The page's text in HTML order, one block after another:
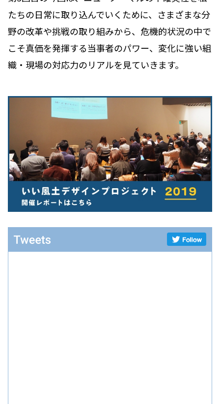
たちの日常に取り込んでいくために、さまざまな分
野の改革や挑戦の取り組みから、危機的状況の中で
こそ真価を発揮する当事者のパワー、変化に強い組
織・現場の対応力のリアルを見ていきます。